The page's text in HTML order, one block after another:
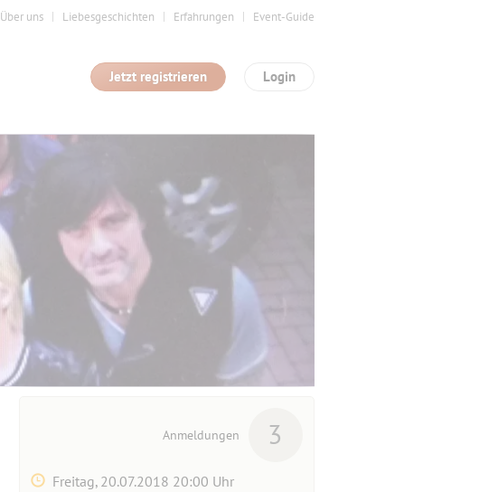
Über uns Liebesgeschichten Erfahrungen Event-Guide
Login
Jetzt registrieren
Anmeldungen 3
Freitag, 20.07.2018 20:00 Uhr